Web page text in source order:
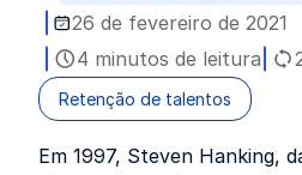
26 de fevereiro de 2021
4 minutos de leitura
Retenção de talentos
Em 1997, Steven Hanking,